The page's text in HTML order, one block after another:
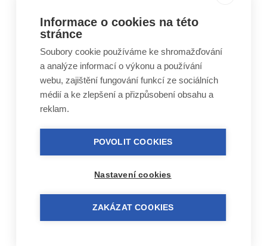
Kučera Otakar
Kuželovi Zbyněk, Martin, Vojtěch
Lebduška Martin
Lesák Jiří
Lukáš Miloslav
Macháček Jiří
Máca Karel
Málek Vlastimil
Matyášek Ivo
Mikuláštíková Petra
Novák Jakub
Informace o cookies na této
stránce
Soubory cookie používáme ke shromažďování
a analýze informací o výkonu a používání
webu, zajištění fungování funkcí ze sociálních
médií a ke zlepšení a přizpůsobení obsahu a
reklam.
POVOLIT COOKIES
Nastavení cookies
ZAKÁZAT COOKIES